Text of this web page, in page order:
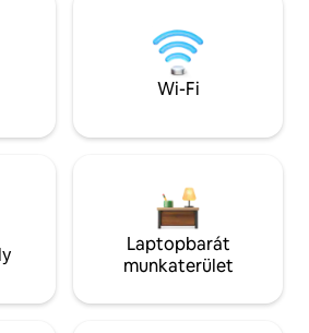
Wi-Fi
Laptopbarát
munkaterület